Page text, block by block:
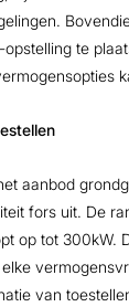
te
aanbod
fors uit. De
op tot 300kW.
van